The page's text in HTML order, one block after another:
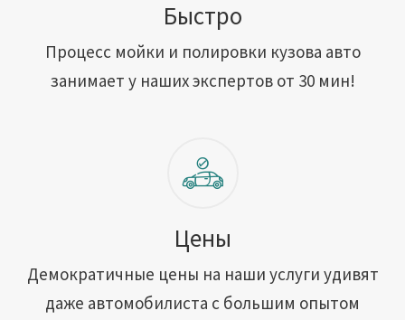
Быстро
Процесс мойки и полировки кузова авто
занимает у наших экспертов от 30 мин!
Цены
Демократичные цены на наши услуги удивят
даже автомобилиста с большим опытом